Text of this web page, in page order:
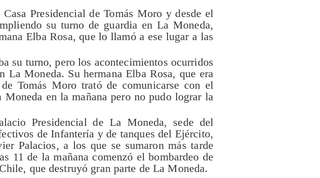
Presidencial de Tomás Moro y desde el
su turno de guardia en La Moneda,
Elba Rosa, que lo llamó a ese lugar a las
su turno, pero los acontecimientos ocurridos
La Moneda. Su hermana Elba Rosa, que era
Tomás Moro trató de comunicarse con el
en la mañana pero no pudo lograr la
Presidencial de La Moneda, sede del
de Infantería y de tanques del Ejército,
Palacios, a los que se sumaron más tarde
11 de la mañana comenzó el bombardeo de
que destruyó gran parte de La Moneda.